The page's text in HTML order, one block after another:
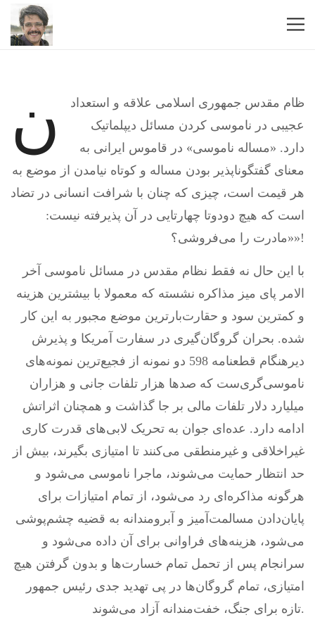
ن
ظام مقدس جمهوری اسلامی علاقه و استعداد
عجیبی در ناموسی کردن مسائل دیپلماتیک
دارد. «مساله ناموسی» در قاموس ایرانی به
معنای گفتگوناپذیر بودن مساله و کوتاه نیامدن از موضع به
هر قیمت است، چیزی که چنان با شرافت انسانی در تضاد
است که هیچ دودوتا چهارتایی در آن پذیرفته نیست:
«مادرت را می‌فروشی؟»!
با این حال نه فقط نظام مقدس در مسائل ناموسی آخر
الامر پای میز مذاکره نشسته که معمولا با بیشترین هزینه
و کمترین سود و حقارت‌بارترین موضع مجبور به این کار
شده. بحران گروگان‌گیری در سفارت آمریکا و پذیرش
دیرهنگام قطعنامه 598 دو نمونه از فجیع‌ترین نمونه‌های
ناموسی‌گری‌ست که صدها هزار تلفات جانی و هزاران
میلیارد دلار تلفات مالی بر جا گذاشت و همچنان اثراتش
ادامه دارد. عده‌ای جوان به تحریک لابی‌های قدرت کاری
غیراخلاقی و غیرمنطقی می‌کنند تا امتیازی بگیرند، بیش از
حد انتظار حمایت می‌شوند، ماجرا ناموسی می‌شود و
هرگونه مذاکره‌ای رد می‌شود، از تمام امتیازات برای
پایان‌دادن مسالمت‌آمیز و آبرومندانه به قضیه چشم‌پوشی
می‌شود، هزینه‌های فراوانی برای آن داده می‌شود و
سرانجام پس از تحمل تمام خسارت‌ها و بدون گرفتن هیچ
امتیازی، تمام گروگان‌ها در پی تهدید جدی رئیس جمهور
تازه برای جنگ، خفت‌مندانه آزاد می‌شوند.